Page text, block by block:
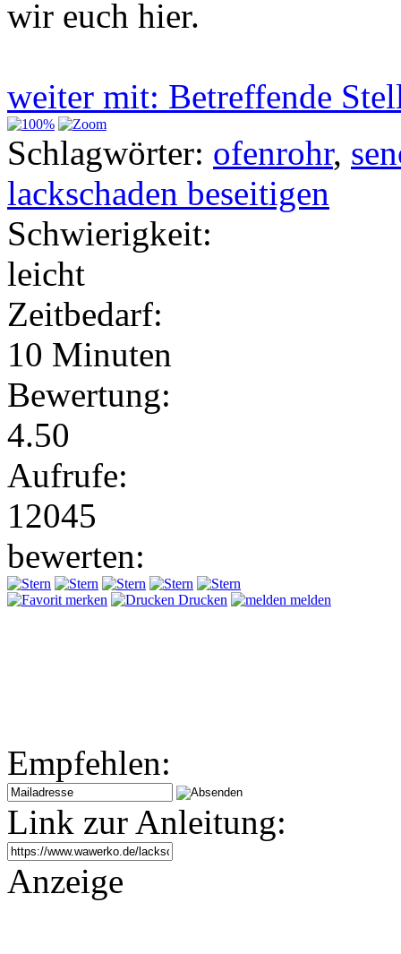
wir euch hier.
weiter mit: Betreffende
Schlagwörter: ofenrohr,
lackschaden beseitigen
Schwierigkeit:
leicht
Zeitbedarf:
10 Minuten
Bewertung:
4.50
Aufrufe:
12045
bewerten:
merken Drucken melden
Empfehlen:
Link zur Anleitung:
Anzeige